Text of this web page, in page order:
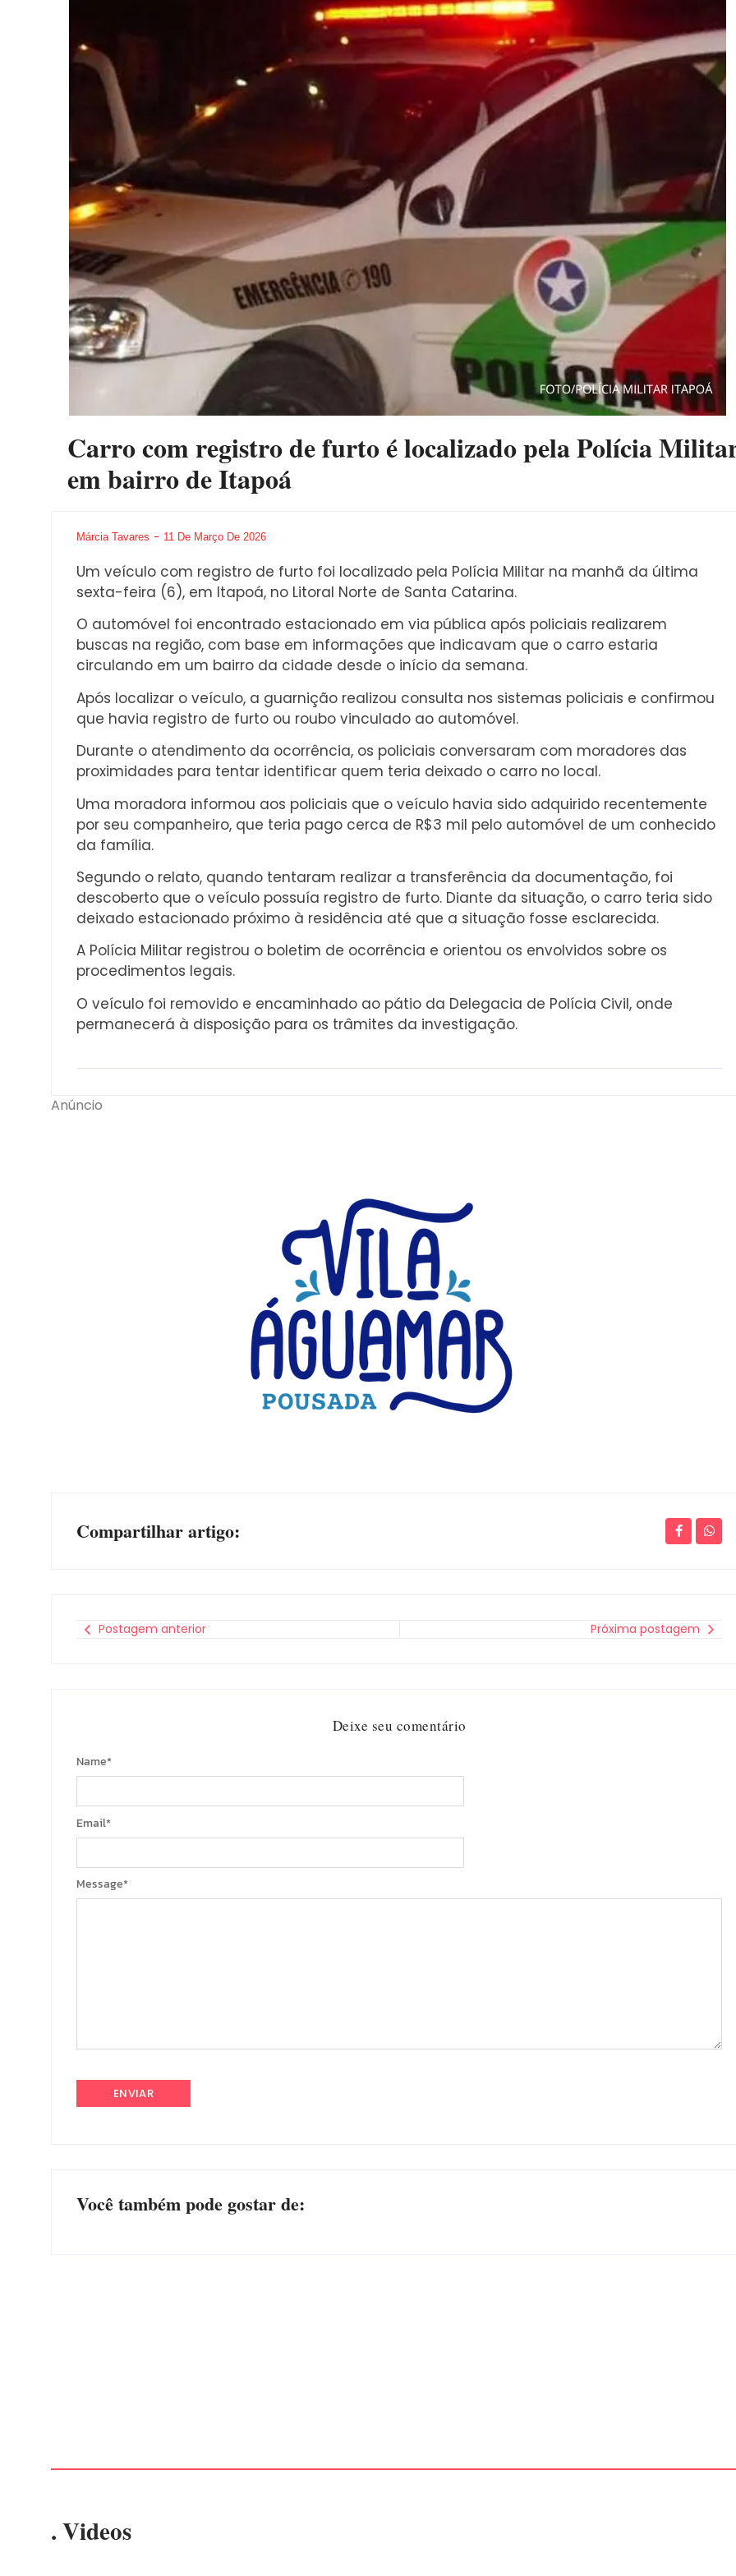
Carro com registro de furto é localizado pela Polícia
em bairro de Itapoá
Márcia Tavares 11 De Março De 2026
Um veículo com registro de furto foi localizado pela Polícia Militar na manhã da última
sexta-feira (6), em Itapoá, no Litoral Norte de Santa Catarina.
O automóvel foi encontrado estacionado em via pública após policiais realizarem
buscas na região, com base em informações que indicavam que o carro estaria
circulando em um bairro da cidade desde o início da semana.
Após localizar o veículo, a guarnição realizou consulta nos sistemas policiais e confirmou
que havia registro de furto ou roubo vinculado ao automóvel.
Durante o atendimento da ocorrência, os policiais conversaram com moradores das
proximidades para tentar identificar quem teria deixado o carro no local.
Uma moradora informou aos policiais que o veículo havia sido adquirido recentemente
por seu companheiro, que teria pago cerca de R$3 mil pelo automóvel de um conhecido
da família.
Segundo o relato, quando tentaram realizar a transferência da documentação, foi
descoberto que o veículo possuía registro de furto. Diante da situação, o carro teria sido
deixado estacionado próximo à residência até que a situação fosse esclarecida.
A Polícia Militar registrou o boletim de ocorrência e orientou os envolvidos sobre os
procedimentos legais.
O veículo foi removido e encaminhado ao pátio da Delegacia de Polícia Civil, onde
permanecerá à disposição para os trâmites da investigação.
Anúncio
Compartilhar artigo:
Postagem anterior Próxima postagem
Deixe seu comentário
Message*
Name*
Email*
Você também pode gostar de:
. Videos